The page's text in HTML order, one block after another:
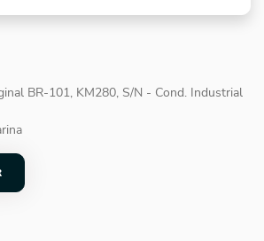
BR-101, KM280, S/N - Cond. Industrial